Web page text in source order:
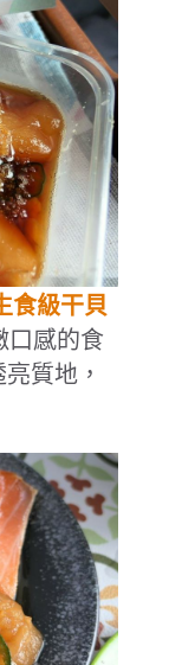
食級干貝
口感的食
質地，